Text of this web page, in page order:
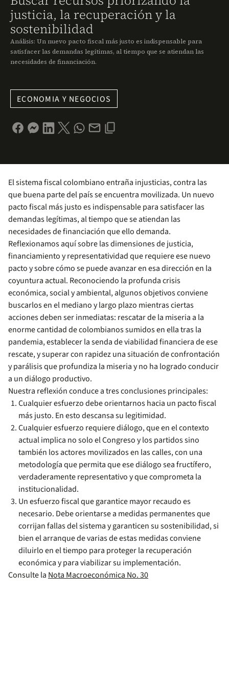
justicia, la recuperación y la
sostenibilidad
Análisis: Un nuevo pacto fiscal más justo es indispensable para
satisfacer las demandas legítimas, al tiempo que se atiendan las
necesidades de financiación.
ECONOMIA Y NEGOCIOS
El sistema fiscal colombiano entraña injusticias, contra las
que buena parte del país se encuentra movilizada. Un nuevo
pacto fiscal más justo es indispensable para satisfacer las
demandas legítimas, al tiempo que se atiendan las
necesidades de financiación que ello demanda.
Reflexionamos aquí sobre las dimensiones de justicia,
financiamiento y representatividad que requiere ese nuevo
pacto y sobre cómo se puede avanzar en esa dirección en la
coyuntura actual. Reconociendo la profunda crisis
económica, social y ambiental, algunos objetivos conviene
buscarlos en el mediano y largo plazo mientras ciertas
acciones deben ser inmediatas: rescatar de la miseria a la
enorme cantidad de colombianos sumidos en ella tras la
pandemia, establecer la senda de viabilidad financiera de ese
rescate, y superar con rapidez una situación de confrontación
y parálisis que profundiza la miseria y no ha logrado conducir
a un diálogo productivo.
Nuestra reflexión conduce a tres conclusiones principales:
Cualquier esfuerzo debe orientarnos hacia un pacto fiscal
más justo. En esto descansa su legitimidad.
Cualquier esfuerzo requiere diálogo, que en el contexto
actual implica no solo el Congreso y los partidos sino
también los actores movilizados en las calles, con una
metodología que permita que ese diálogo sea fructífero,
verdaderamente representativo y que comprometa la
institucionalidad.
Un esfuerzo fiscal que garantice mayor recaudo es
necesario. Debe orientarse a medidas permanentes que
corrijan fallas del sistema y garanticen su sostenibilidad, si
bien el arranque de varias de estas medidas conviene
diluirlo en el tiempo para proteger la recuperación
económica y para viabilizar su implementación.
Consulte la Nota Macroeconómica No. 30